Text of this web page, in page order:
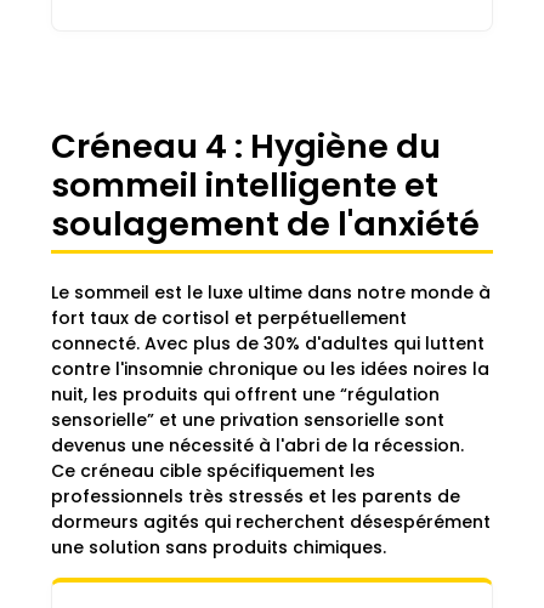
Créneau 4 : Hygiène du
sommeil intelligente et
soulagement de l'anxiété
Le sommeil est le luxe ultime dans notre monde à
fort taux de cortisol et perpétuellement
connecté. Avec plus de 30% d'adultes qui luttent
contre l'insomnie chronique ou les idées noires la
nuit, les produits qui offrent une “régulation
sensorielle” et une privation sensorielle sont
devenus une nécessité à l'abri de la récession.
Ce créneau cible spécifiquement les
professionnels très stressés et les parents de
dormeurs agités qui recherchent désespérément
une solution sans produits chimiques.